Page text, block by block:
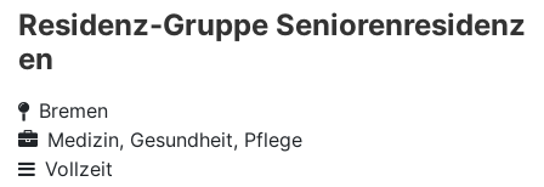
Residenz-Gruppe Seniorenresidenz
en
Bremen
Medizin, Gesundheit, Pflege
Vollzeit